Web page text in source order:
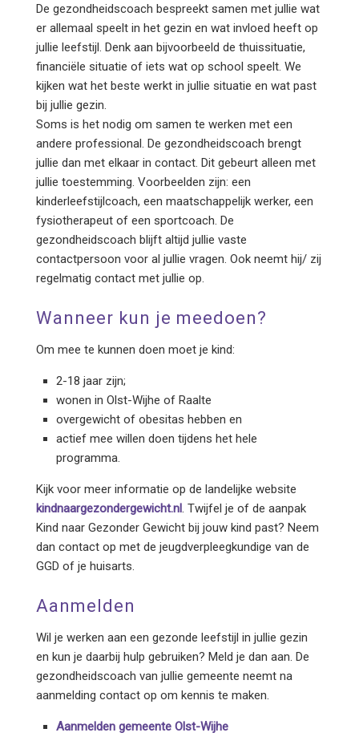
De gezondheidscoach bespreekt samen met jullie wat
er allemaal speelt in het gezin en wat invloed heeft op
jullie leefstijl. Denk aan bijvoorbeeld de thuissituatie,
financiële situatie of iets wat op school speelt. We
kijken wat het beste werkt in jullie situatie en wat past
bij jullie gezin.
Soms is het nodig om samen te werken met een
andere professional. De gezondheidscoach brengt
jullie dan met elkaar in contact. Dit gebeurt alleen met
jullie toestemming. Voorbeelden zijn: een
kinderleefstijlcoach, een maatschappelijk werker, een
fysiotherapeut of een sportcoach. De
gezondheidscoach blijft altijd jullie vaste
contactpersoon voor al jullie vragen. Ook neemt hij/ zij
regelmatig contact met jullie op.
Wanneer kun je meedoen?
Om mee te kunnen doen moet je kind:
2-18 jaar zijn;
wonen in Olst-Wijhe of Raalte
overgewicht of obesitas hebben en
actief mee willen doen tijdens het hele
programma.
Kijk voor meer informatie op de landelijke website
kindnaargezondergewicht.nl. Twijfel je of de aanpak
Kind naar Gezonder Gewicht bij jouw kind past? Neem
dan contact op met de jeugdverpleegkundige van de
GGD of je huisarts.
Aanmelden
Wil je werken aan een gezonde leefstijl in jullie gezin
en kun je daarbij hulp gebruiken? Meld je dan aan. De
gezondheidscoach van jullie gemeente neemt na
aanmelding contact op om kennis te maken.
Aanmelden gemeente Olst-Wijhe